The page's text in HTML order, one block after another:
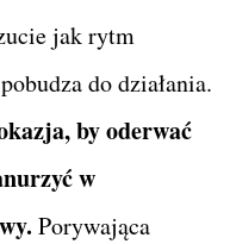
jak rytm
do działania.
by oderwać
w
Porywająca